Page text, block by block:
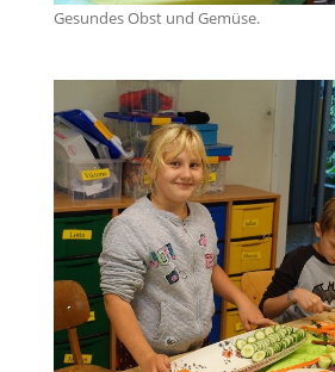
Gesundes Obst und Gemüse.